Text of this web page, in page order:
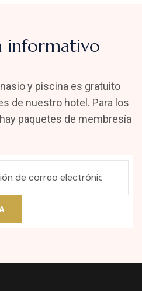
informativo
y piscina es gratuito
de nuestro hotel. Para los
paquetes de membresía